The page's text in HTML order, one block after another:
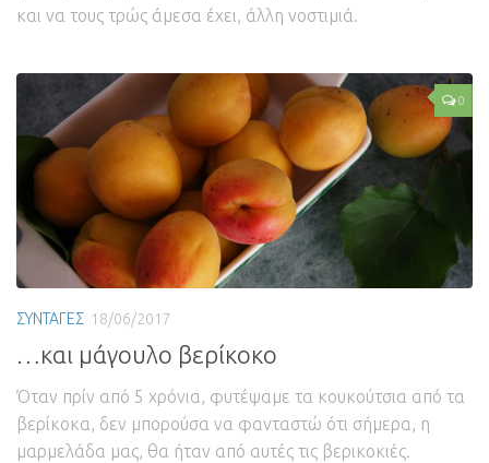
και να τους τρώς άμεσα έχει, άλλη νοστιμιά.
0
ΣΥΝΤΑΓΕΣ 18/06/2017
…και μάγουλο βερίκοκο
Όταν πρίν από 5 χρόνια, φυτέψαμε τα κουκούτσια από τα
βερίκοκα, δεν μπορούσα να φανταστώ ότι σήμερα, η
μαρμελάδα μας, θα ήταν από αυτές τις βερικοκιές.